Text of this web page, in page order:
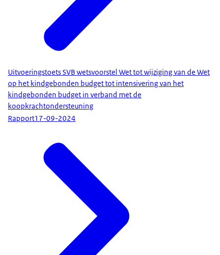
Uitvoeringstoets SVB wetsvoorstel Wet tot wijziging van de Wet
op het kindgebonden budget tot intensivering van het
kindgebonden budget in verband met de
koopkrachtondersteuning
Rapport17-09-2024